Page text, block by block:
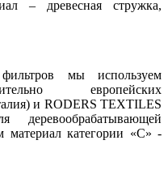
– древесная стружка,
мы используем
европейских
и RODERS TEXTILES
материал категории «С» -